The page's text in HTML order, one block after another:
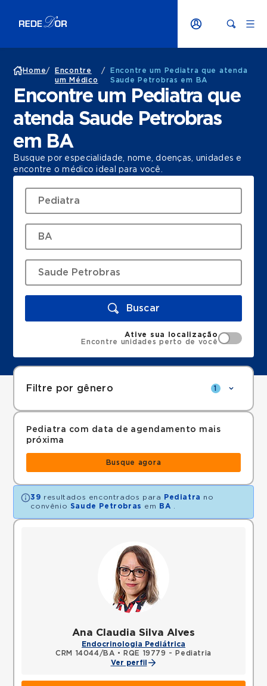
Home/
Encontre
um Médico
/
Encontre um Pediatra que atenda
Saude Petrobras em BA
Encontre um Pediatra que
atenda Saude Petrobras
em BA
Busque por especialidade, nome, doenças, unidades e
encontre o médico ideal para você.
Buscar
Ative sua localização
Encontre unidades perto de você
Filtre por gênero 1
Pediatra com data de agendamento mais
próxima
Busque agora
39 resultados encontrados para Pediatra no
convênio Saude Petrobras em BA
Ana Claudia Silva Alves
Endocrinologia Pediátrica
CRM 14044/BA •
RQE 19779 - Pediatria
Ver perfil